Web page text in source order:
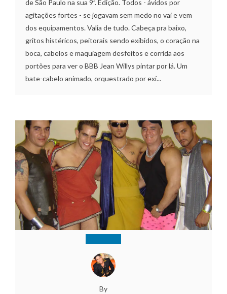
de São Paulo na sua 9ª. Edição. Todos - ávidos por
agitações fortes - se jogavam sem medo no vai e vem
dos equipamentos. Valia de tudo. Cabeça pra baixo,
gritos histéricos, peitorais sendo exibidos, o coração na
boca, cabelos e maquiagem desfeitos e corrida aos
portões para ver o BBB Jean Willys pintar por lá. Um
bate-cabelo animado, orquestrado por exí...
By